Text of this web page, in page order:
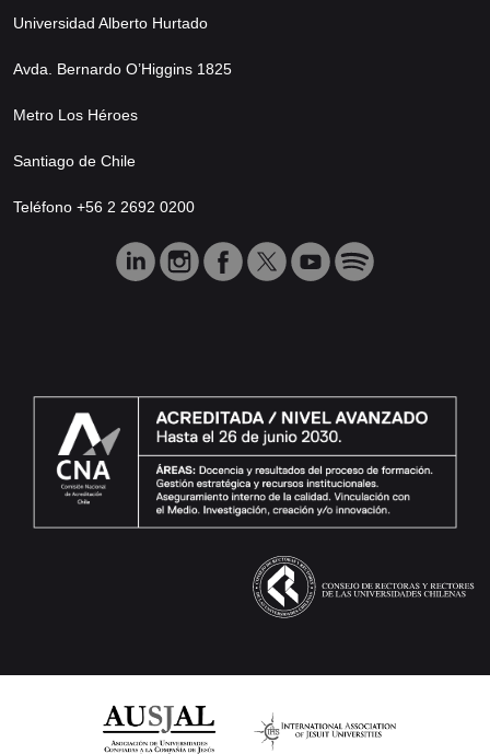
Universidad Alberto Hurtado
Avda. Bernardo O’Higgins 1825
Metro Los Héroes
Santiago de Chile
Teléfono +56 2 2692 0200